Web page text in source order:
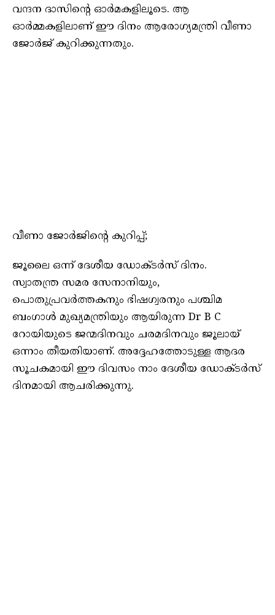
വന്ദന ദാസിന്റെ ഓർമകളിലൂടെ. ആ
ഓർമ്മകളിലാണ് ഈ ദിനം ആരോഗ്യമന്ത്രി വീണാ
ജോർജ് കുറിക്കുന്നതും.
വീണാ ജോർജിന്റെ കുറിപ്പ്;
ജൂലൈ ഒന്ന് ദേശീയ ഡോക്ടർസ് ദിനം.
സ്വാതന്ത്ര സമര സേനാനിയും,
പൊതുപ്രവർത്തകനും ഭിഷഗ്വരനും പശ്ചിമ
ബംഗാൾ മുഖ്യമന്ത്രിയും ആയിരുന്ന Dr B C
റോയിയുടെ ജന്മദിനവും ചരമദിനവും ജൂലായ്
ഒന്നാം തീയതിയാണ്. അദ്ദേഹത്തോടുള്ള ആദര
സൂചകമായി ഈ ദിവസം നാം ദേശീയ ഡോക്ടർസ്
ദിനമായി ആചരിക്കുന്നു.